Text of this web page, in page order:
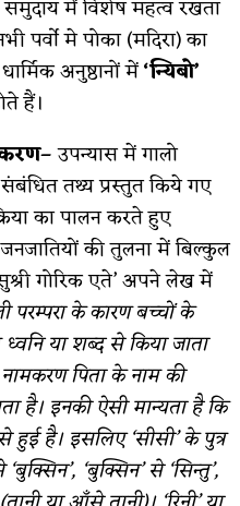
समुदाय में विशेष महत्व रखता
पर्वो मे पोका (मदिरा) का
अनुष्ठानों में‘न्यिबो’
हैं।
उपन्यास में गालो
तथ्य प्रस्तुत किये गए
का पालन करते हुए
की तुलना में बिल्कुल
गोरिक एते’ अपने लेख में
परम्परा के कारण बच्चों के
या शब्द से किया जाता
पिता के नाम की
है। इनकी ऐसी मान्यता है कि
हुई है। इसलिए ‘सीसी’ के पुत्र
‘बुक्सिन’ से ‘सिन्तु’,